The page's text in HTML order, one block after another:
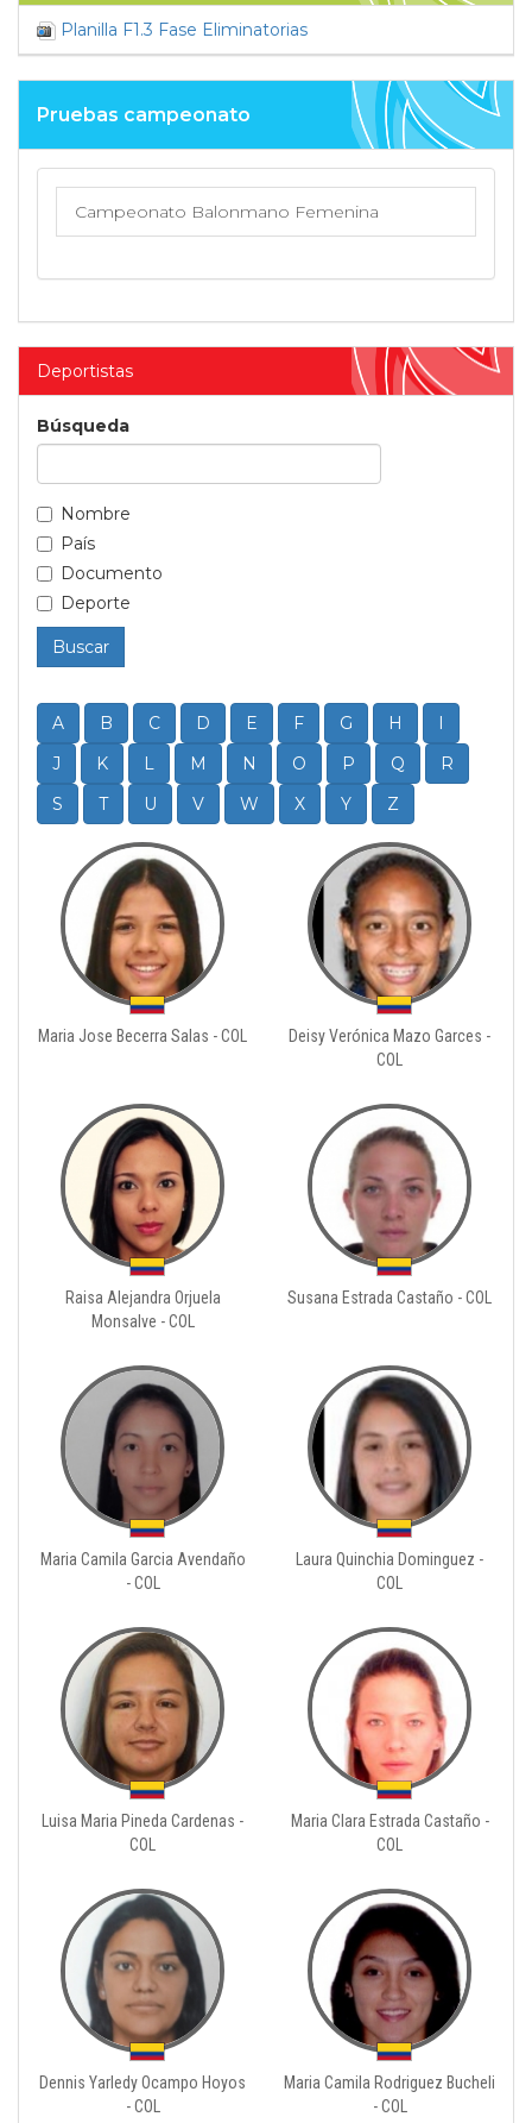
Planilla F1.3 Fase Eliminatorias
Pruebas campeonato
Campeonato Balonmano Femenina
Deportistas
Búsqueda
Nombre
País
Documento
Deporte
Buscar
A B C D E F G H
I
J
K L M N O P Q
R
S
T U V W X Y Z
Maria Jose Becerra Salas - COL
Deisy Verónica Mazo Garces -
COL
Raisa Alejandra Orjuela
Monsalve - COL
Susana Estrada Castaño - COL
Maria Camila Garcia Avendaño
- COL
Laura Quinchia Dominguez -
COL
Luisa Maria Pineda Cardenas -
COL
Maria Clara Estrada Castaño -
COL
Dennis Yarledy Ocampo Hoyos
- COL
Maria Camila Rodriguez Bucheli
- COL